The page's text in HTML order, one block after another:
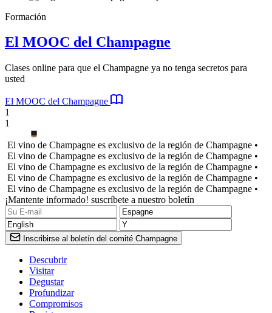
Formación
El MOOC del Champagne
Clases online para que el Champagne ya no tenga secretos para
usted
El MOOC del Champagne
1
1
El vino de Champagne es exclusivo de la región de Champagne •
El vino de Champagne es exclusivo de la región de Champagne •
El vino de Champagne es exclusivo de la región de Champagne •
El vino de Champagne es exclusivo de la región de Champagne •
El vino de Champagne es exclusivo de la región de Champagne •
¡Mantente informado! suscríbete a nuestro boletín
Inscribirse al boletín del comité Champagne
Descubrir
Visitar
Degustar
Profundizar
Compromisos